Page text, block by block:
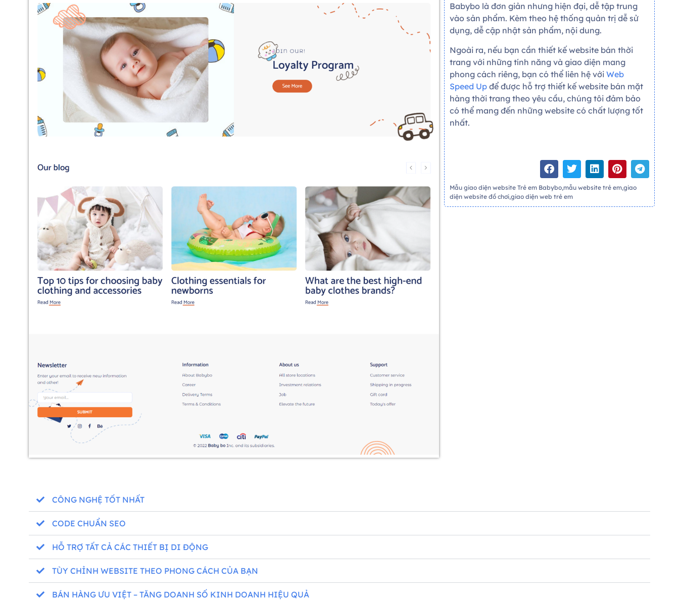
Babybo là đơn giản nhưng hiện đại, dễ tập trung
vào sản phẩm. Kèm theo hệ thống quản trị dễ sử
dụng, dễ cập nhật sản phẩm, nội dung.
Ngoài ra, nếu bạn cần thiết kế website bán thời
trang với những tính năng và giao diện mang
phong cách riêng, bạn có thể liên hệ vớiWeb
Speed Up để được hỗ trợ thiết kế website bán mặt
hàng thời trang theo yêu cầu, chúng tôi đảm bảo
có thể mang đến những website có chất lượng tốt
nhất.
Mẫu giao diện website Trẻ em Babybo,mẫu website trẻ em,giao
diện website đồ chơi,giao diện web trẻ em
CÔNG NGHỆ TỐT NHẤT
CODE CHUẨN SEO
HỖ TRỢ TẤT CẢ CÁC THIẾT BỊ DI ĐỘNG
TÙY CHỈNH WEBSITE THEO PHONG CÁCH CỦA BẠN
BÁN HÀNG ƯU VIỆT – TĂNG DOANH SỐ KINH DOANH HIỆU QUẢ